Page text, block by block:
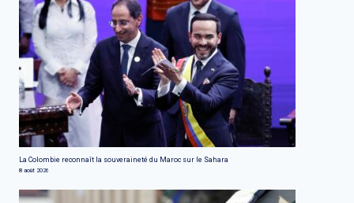
La Colombie reconnaît la souveraineté du Maroc sur le Sahara
8 août 2026